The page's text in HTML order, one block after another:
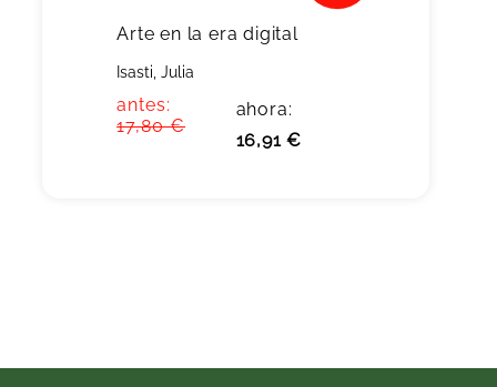
Arte en la era digital
Isasti, Julia
antes:
17,80 €
ahora:
16,91 €